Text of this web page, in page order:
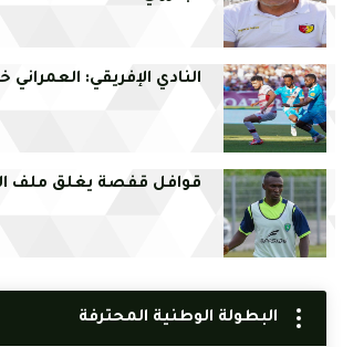
النادي الإفريقي: العمراني
قوافل قفصة يغلق ملف
البطولة الوطنية المحترفة